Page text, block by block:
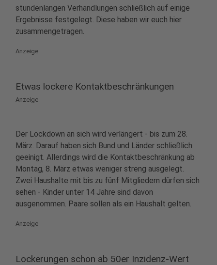
stundenlangen Verhandlungen schließlich auf einige
Ergebnisse festgelegt. Diese haben wir euch hier
zusammengetragen.
Anzeige
Etwas lockere Kontaktbeschränkungen
Anzeige
Der Lockdown an sich wird verlängert - bis zum 28.
März. Darauf haben sich Bund und Länder schließlich
geeinigt. Allerdings wird die Kontaktbeschränkung ab
Montag, 8. März etwas weniger streng ausgelegt.
Zwei Haushalte mit bis zu fünf Mitgliedern dürfen sich
sehen - Kinder unter 14 Jahre sind davon
ausgenommen. Paare sollen als ein Haushalt gelten.
Anzeige
Lockerungen schon ab 50er Inzidenz-Wert